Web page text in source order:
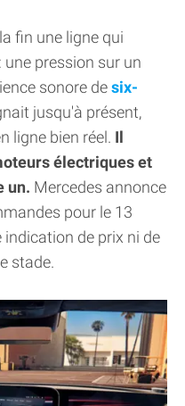
fin une ligne qui
une pression sur un
sonore desix-
jusqu'à présent,
ligne bien réel. Il
électriques et
un. Mercedes annonce
pour le 13
indication de prix ni de
stade.